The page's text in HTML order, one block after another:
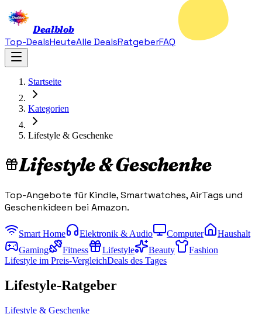
Dealblob
Top-DealsHeuteAlle DealsRatgeberFAQ
Startseite
Kategorien
Lifestyle & Geschenke
Lifestyle & Geschenke
Top-Angebote für Kindle, Smartwatches, AirTags und
Geschenkideen bei Amazon.
Smart Home Elektronik & Audio Computer
Haushalt
Gaming
Fitness Lifestyle Beauty
Fashion
Lifestyle im Preis-VergleichDeals des Tages
Lifestyle-Ratgeber
Lifestyle & Geschenke